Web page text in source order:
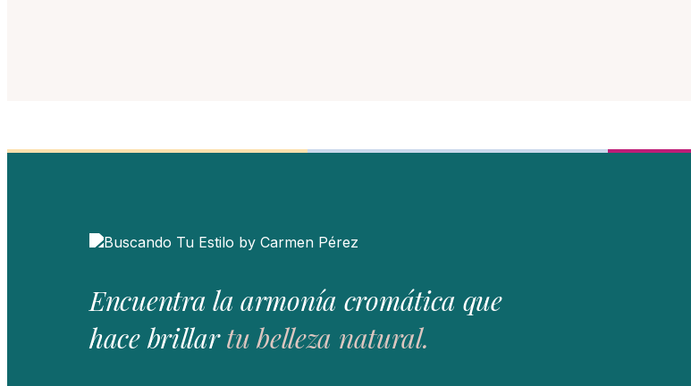
Encuentra la armonía cromática que
hace brillartu belleza natural.